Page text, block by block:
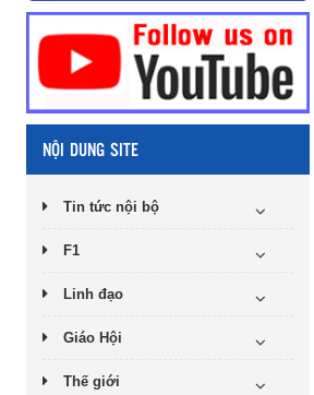
NỘI DUNG SITE
Tin tức nội bộ
F1
Linh đạo
Giáo Hội
Thế giới